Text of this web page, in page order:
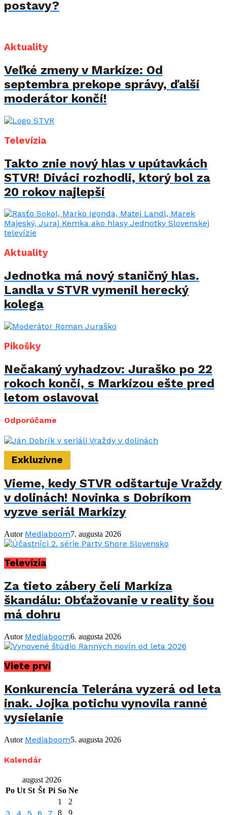
postavy?
Aktuality
Veľké zmeny v Markíze: Od
septembra prekope správy, ďalší
moderátor končí!
Televízia
Takto znie nový hlas v upútavkách
STVR! Diváci rozhodli, ktorý bol za
20 rokov najlepší
Aktuality
Jednotka má nový staničný hlas.
Landla v STVR vymenil herecký
kolega
Pikošky
Nečakaný vyhadzov: Juraško po 22
rokoch končí, s Markízou ešte pred
letom oslavoval
Odporúčame
Exkluzívne
Vieme, kedy STVR odštartuje Vraždy
v dolinách! Novinka s Dobríkom
vyzve seriál Markízy
Autor Mediaboom7. augusta 2026
Televízia
Za tieto zábery čelí Markíza
škandálu: Obťažovanie v reality šou
má dohru
Autor Mediaboom6. augusta 2026
Viete prví
Konkurencia Telerána vyzerá od leta
inak. Jojka potichu vynovila ranné
vysielanie
Autor Mediaboom5. augusta 2026
Kalendár
august 2026
Po Ut St Št Pi So Ne
1
2
8 9